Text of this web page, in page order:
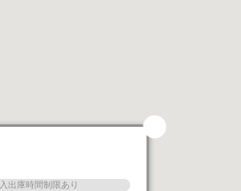
入出庫時間制限あり